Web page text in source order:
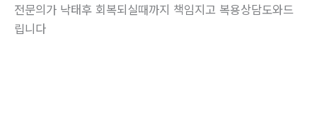
전문의가 낙태후 회복되실때까지 책임지고 복용상담도와드
립니다